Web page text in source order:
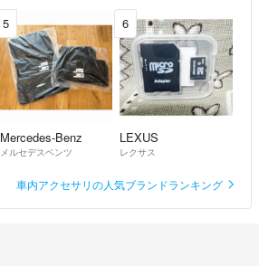
5
Mercedes-Benz
メルセデスベンツ
6
LEXUS
レクサス
車内アクセサリの人気ブランドランキング